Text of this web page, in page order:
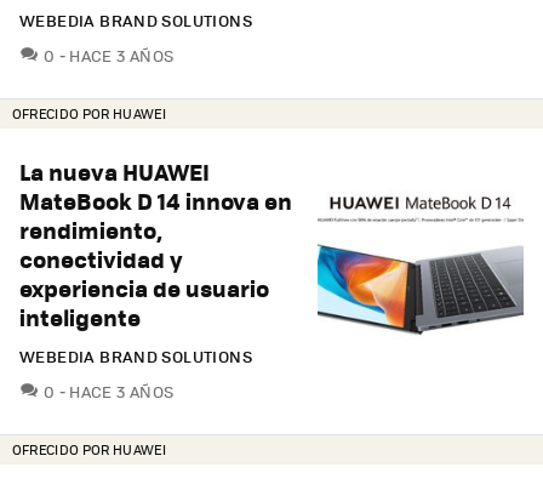
WEBEDIA BRAND SOLUTIONS
0 COMENTARIOS
HACE 3 AÑOS
OFRECIDO POR HUAWEI
La nueva HUAWEI
MateBook D 14 innova en
rendimiento,
conectividad y
experiencia de usuario
inteligente
WEBEDIA BRAND SOLUTIONS
0 COMENTARIOS
HACE 3 AÑOS
OFRECIDO POR HUAWEI